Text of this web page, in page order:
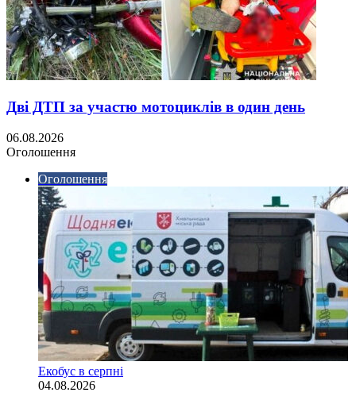
Дві ДТП за участю мотоциклів в один день
06.08.2026
Оголошення
Оголошення
Екобус в серпні
04.08.2026